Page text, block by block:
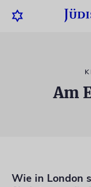
Am
Wie in London